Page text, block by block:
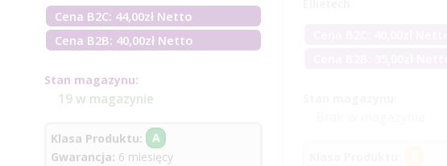
Cena B2C: 44,00złNetto
Cena B2B: 40,00zł Netto
Stan magazynu:
19 w magazynie
Klasa Produktu: A
Gwarancja: 6 miesięcy